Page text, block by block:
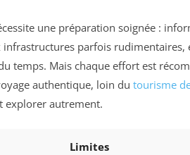
une préparation soignée :
infrastructures parfois rudimentaires,
temps. Mais chaque effort est
authentique, loin du tourisme
explorer autrement.
Limites